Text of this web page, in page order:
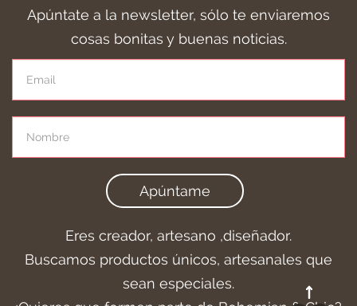
Apúntate a la newsletter, sólo te enviaremos
cosas bonitas y buenas noticias.
Apúntame
Eres creador, artesano ,diseñador.
Buscamos productos únicos, artesanales que
sean especiales.